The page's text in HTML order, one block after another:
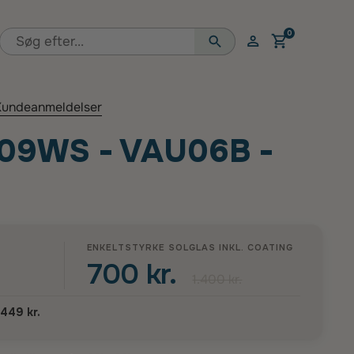
Åben vogn
0
- VAU06B -
ENKELTSTYRKE SOLGLAS INKL. COATING
700 kr.
kr.